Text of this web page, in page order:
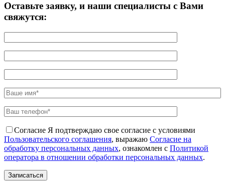
Оставьте заявку, и наши специалисты с Вами
свяжутся:
Согласие Я подтверждаю свое согласие с условиями
Пользовательского соглашения, выражаю Согласие на
обработку персональных данных, ознакомлен с Политикой
оператора в отношении обработки персональных данных.